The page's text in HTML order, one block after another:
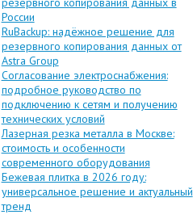
России
RuBackup: надёжное решение для
резервного копирования данных от
Astra Group
Согласование электроснабжения:
подробное руководство по
подключению к сетям и получению
технических условий
Лазерная резка металла в Москве:
стоимость и особенности
современного оборудования
Бежевая плитка в 2026 году:
универсальное решение и актуальный
тренд